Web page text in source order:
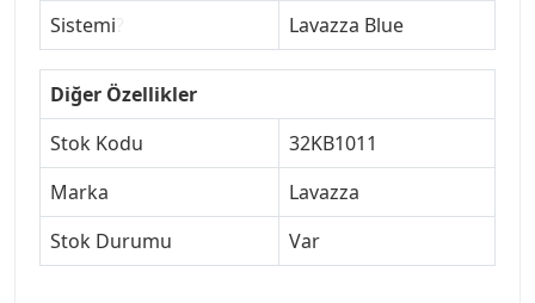
Sistemi
Lavazza Blue
Diğer Özellikler
Stok Kodu
32KB1011
Marka
Lavazza
Stok Durumu
Var